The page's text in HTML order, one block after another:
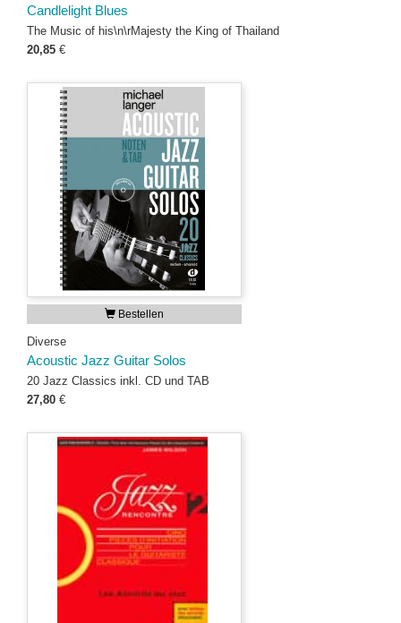
Candlelight Blues
The Music of his\n\rMajesty the King of Thailand
20,85 €
Bestellen
Diverse
Acoustic Jazz Guitar Solos
20 Jazz Classics inkl. CD und TAB
27,80 €